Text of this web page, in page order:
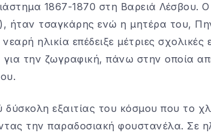
1867-1870 στη Βαρειά Λέσβου.
ήταν τσαγκάρης ενώ η μητέρα του,
ηλικία επέδειξε μέτριες σχολικές
για την ζωγραφική, πάνω στην οποία
εξαιτίας του κόσμου που το
την παραδοσιακή φουστανέλα. Σε